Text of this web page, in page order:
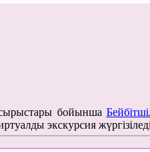
бойынша
экскурсия